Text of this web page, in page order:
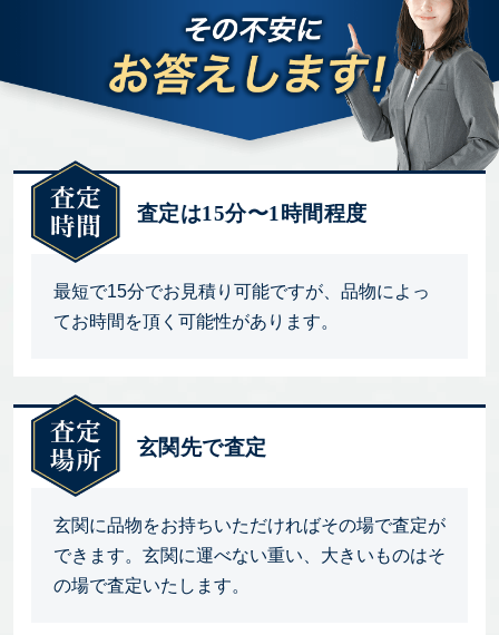
査定は15分〜1時間程度
最短で15分でお見積り可能ですが、品物によっ
てお時間を頂く可能性があります。
玄関先で査定
玄関に品物をお持ちいただければその場で査定が
できます。玄関に運べない重い、大きいものはそ
の場で査定いたします。